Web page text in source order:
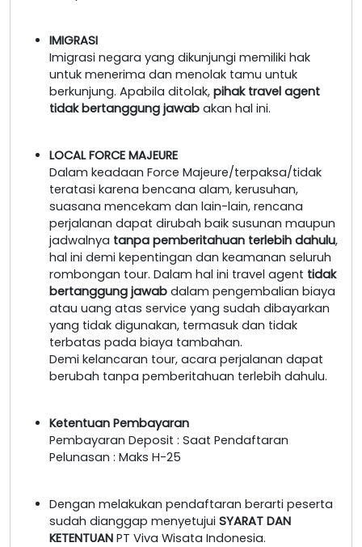
IMIGRASI
Imigrasi negara yang dikunjungi memiliki hak
untuk menerima dan menolak tamu untuk
berkunjung. Apabila ditolak, pihak travel agent
tidak bertanggung jawab akan hal ini.
LOCAL FORCE MAJEURE
Dalam keadaan Force Majeure/terpaksa/tidak
teratasi karena bencana alam, kerusuhan,
suasana mencekam dan lain-lain, rencana
perjalanan dapat dirubah baik susunan maupun
jadwalnya tanpa pemberitahuan terlebih dahulu,
hal ini demi kepentingan dan keamanan seluruh
rombongan tour. Dalam hal ini travel agent tidak
bertanggung jawab dalam pengembalian biaya
atau uang atas service yang sudah dibayarkan
yang tidak digunakan, termasuk dan tidak
terbatas pada biaya tambahan.
Demi kelancaran tour, acara perjalanan dapat
berubah tanpa pemberitahuan terlebih dahulu.
Ketentuan Pembayaran
Pembayaran Deposit : Saat Pendaftaran
Pelunasan : Maks H-25
Dengan melakukan pendaftaran berarti peserta
sudah dianggap menyetujui SYARAT DAN
KETENTUAN PT Viva Wisata Indonesia.